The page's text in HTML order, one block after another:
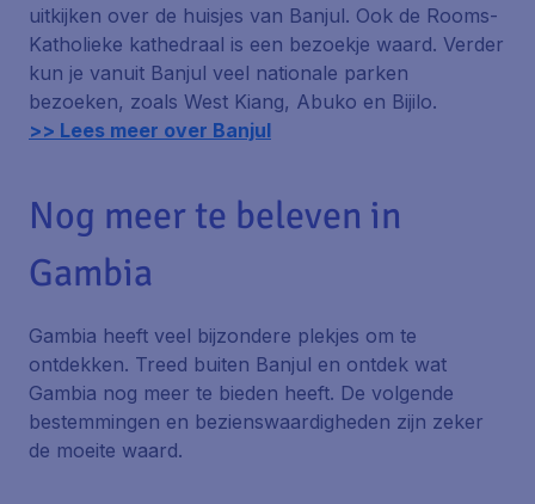
uitkijken over de huisjes van Banjul. Ook de Rooms-
Katholieke kathedraal is een bezoekje waard. Verder
kun je vanuit Banjul veel nationale parken
bezoeken, zoals West Kiang, Abuko en Bijilo.
>> Lees meer over Banjul
Nog meer te beleven in
Gambia
Gambia heeft veel bijzondere plekjes om te
ontdekken. Treed buiten Banjul en ontdek wat
Gambia nog meer te bieden heeft. De volgende
bestemmingen en bezienswaardigheden zijn zeker
de moeite waard.